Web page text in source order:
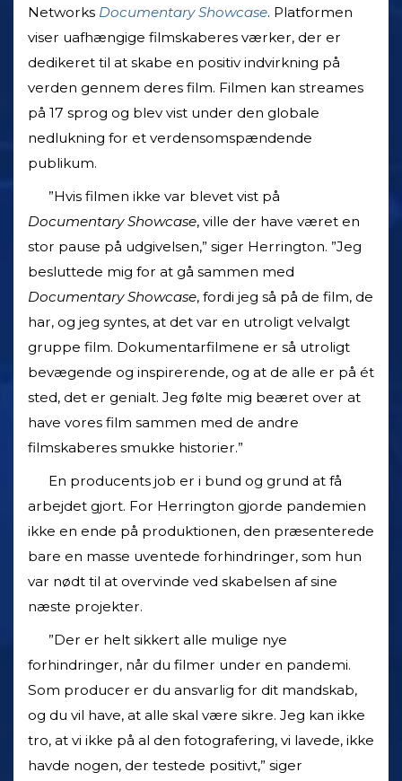
Networks Documentary Showcase. Platformen
viser uafhængige filmskaberes værker, der er
dedikeret til at skabe en positiv indvirkning på
verden gennem deres film. Filmen kan streames
på 17 sprog og blev vist under den globale
nedlukning for et verdensomspændende
publikum.
”Hvis filmen ikke var blevet vist på
Documentary Showcase, ville der have været en
stor pause på udgivelsen,” siger Herrington. ”Jeg
besluttede mig for at gå sammen med
Documentary Showcase, fordi jeg så på de film, de
har, og jeg syntes, at det var en utroligt velvalgt
gruppe film. Dokumentarfilmene er så utroligt
bevægende og inspirerende, og at de alle er på ét
sted, det er genialt. Jeg følte mig beæret over at
have vores film sammen med de andre
filmskaberes smukke historier.”
En producents job er i bund og grund at få
arbejdet gjort. For Herrington gjorde pandemien
ikke en ende på produktionen, den præsenterede
bare en masse uventede forhindringer, som hun
var nødt til at overvinde ved skabelsen af sine
næste projekter.
”Der er helt sikkert alle mulige nye
forhindringer, når du filmer under en pandemi.
Som producer er du ansvarlig for dit mandskab,
og du vil have, at alle skal være sikre. Jeg kan ikke
tro, at vi ikke på al den fotografering, vi lavede, ikke
havde nogen, der testede positivt,” siger